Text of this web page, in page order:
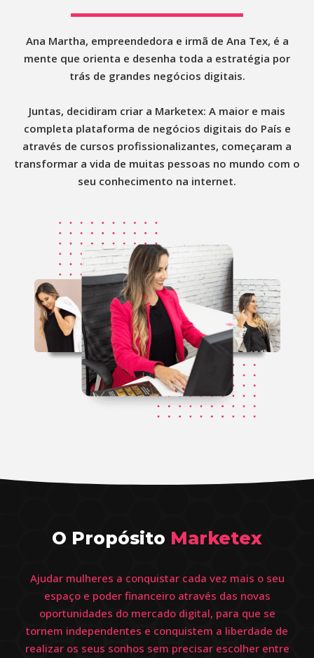
Ana Martha, empreendedora e irmã de Ana Tex, é a
mente que orienta e desenha toda a estratégia por
trás de grandes negócios digitais.
Juntas, decidiram criar a Marketex: A maior e mais
completa plataforma de negócios digitais do País e
através de cursos profissionalizantes, começaram a
transformar a vida de muitas pessoas no mundo com o
seu conhecimento na internet.
O Propósito Marketex
Ajudar mulheres a conquistar cada vez mais o seu
espaço e poder financeiro através das novas
oportunidades do mercado digital, para que se
tornem independentes e conquistem a liberdade de
realizar os seus sonhos sem precisar escolher entre